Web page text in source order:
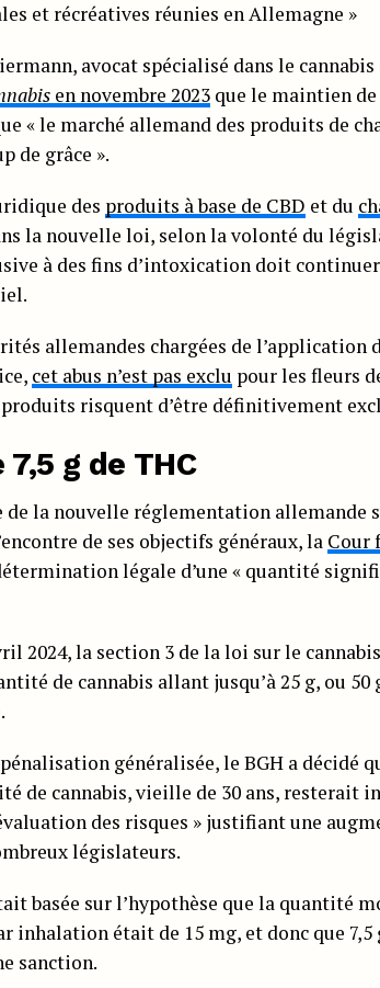
et récréatives réunies en Allemagne »
avocat spécialisé dans le
en novembre 2023 que le maintien
« le marché allemand des produits de
de grâce ».
des produits à base de CBD et du
la nouvelle loi, selon la volonté du
à des fins d’intoxication doit
allemandes chargées de l’application
cet abus n’est pas exclu pour les fleurs
produits risquent d’être définitivement
g de THC
la nouvelle réglementation allemande
de ses objectifs généraux, la Cour
légale d’une « quantité
2024, la section 3 de la loi sur le
de cannabis allant jusqu’à 25 g, ou
généralisée, le BGH a décidé
de cannabis, vieille de 30 ans, resterait
des risques » justifiant une
législateurs.
basée sur l’hypothèse que la quantité
inhalation était de 15 mg, et donc que
sanction.